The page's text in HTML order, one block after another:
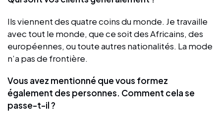
Ils viennent des quatre coins du monde. Je travaille
avec tout le monde, que ce soit des Africains, des
européennes, ou toute autres nationalités. La mode
n’a pas de frontière.
Vous avez mentionné que vous formez
également des personnes. Comment cela se
passe-t-il ?